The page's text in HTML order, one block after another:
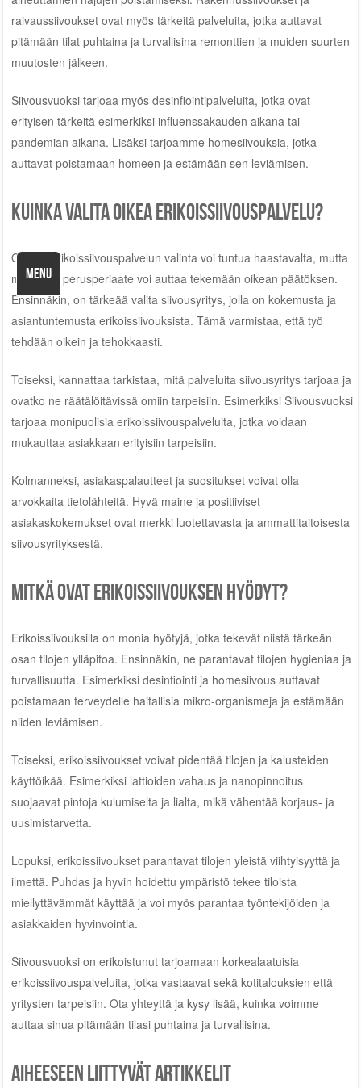
MENU
raivaussiivoukset ovat myös tärkeitä palveluita, jotka auttavat
pitämään tilat puhtaina ja turvallisina remonttien ja muiden suurten
muutosten jälkeen.
Siivousvuoksi tarjoaa myös desinfiointipalveluita, jotka ovat
erityisen tärkeitä esimerkiksi influenssakauden aikana tai
pandemian aikana. Lisäksi tarjoamme homesiivouksia, jotka
auttavat poistamaan homeen ja estämään sen leviämisen.
Kuinka valita oikea erikoissiivouspalvelu?
Oikean erikoissiivouspalvelun valinta voi tuntua haastavalta, mutta
muutama perusperiaate voi auttaa tekemään oikean päätöksen.
Ensinnäkin, on tärkeää valita siivousyritys, jolla on kokemusta ja
asiantuntemusta erikoissiivouksista. Tämä varmistaa, että työ
tehdään oikein ja tehokkaasti.
Toiseksi, kannattaa tarkistaa, mitä palveluita siivousyritys tarjoaa ja
ovatko ne räätälöitävissä omiin tarpeisiin. Esimerkiksi Siivousvuoksi
tarjoaa monipuolisia erikoissiivouspalveluita, jotka voidaan
mukauttaa asiakkaan erityisiin tarpeisiin.
Kolmanneksi, asiakaspalautteet ja suositukset voivat olla
arvokkaita tietolähteitä. Hyvä maine ja positiiviset
asiakaskokemukset ovat merkki luotettavasta ja ammattitaitoisesta
siivousyrityksestä.
Mitkä ovat erikoissiivouksen hyödyt?
Erikoissiivouksilla on monia hyötyjä, jotka tekevät niistä tärkeän
osan tilojen ylläpitoa. Ensinnäkin, ne parantavat tilojen hygieniaa ja
turvallisuutta. Esimerkiksi desinfiointi ja homesiivous auttavat
poistamaan terveydelle haitallisia mikro-organismeja ja estämään
niiden leviämisen.
Toiseksi, erikoissiivoukset voivat pidentää tilojen ja kalusteiden
käyttöikää. Esimerkiksi lattioiden vahaus ja nanopinnoitus
suojaavat pintoja kulumiselta ja lialta, mikä vähentää korjaus- ja
uusimistarvetta.
Lopuksi, erikoissiivoukset parantavat tilojen yleistä viihtyisyyttä ja
ilmettä. Puhdas ja hyvin hoidettu ympäristö tekee tiloista
miellyttävämmät käyttää ja voi myös parantaa työntekijöiden ja
asiakkaiden hyvinvointia.
Siivousvuoksi on erikoistunut tarjoamaan korkealaatuisia
erikoissiivouspalveluita, jotka vastaavat sekä kotitalouksien että
yritysten tarpeisiin. Ota yhteyttä ja kysy lisää, kuinka voimme
auttaa sinua pitämään tilasi puhtaina ja turvallisina.
Aiheeseen liittyvät artikkelit